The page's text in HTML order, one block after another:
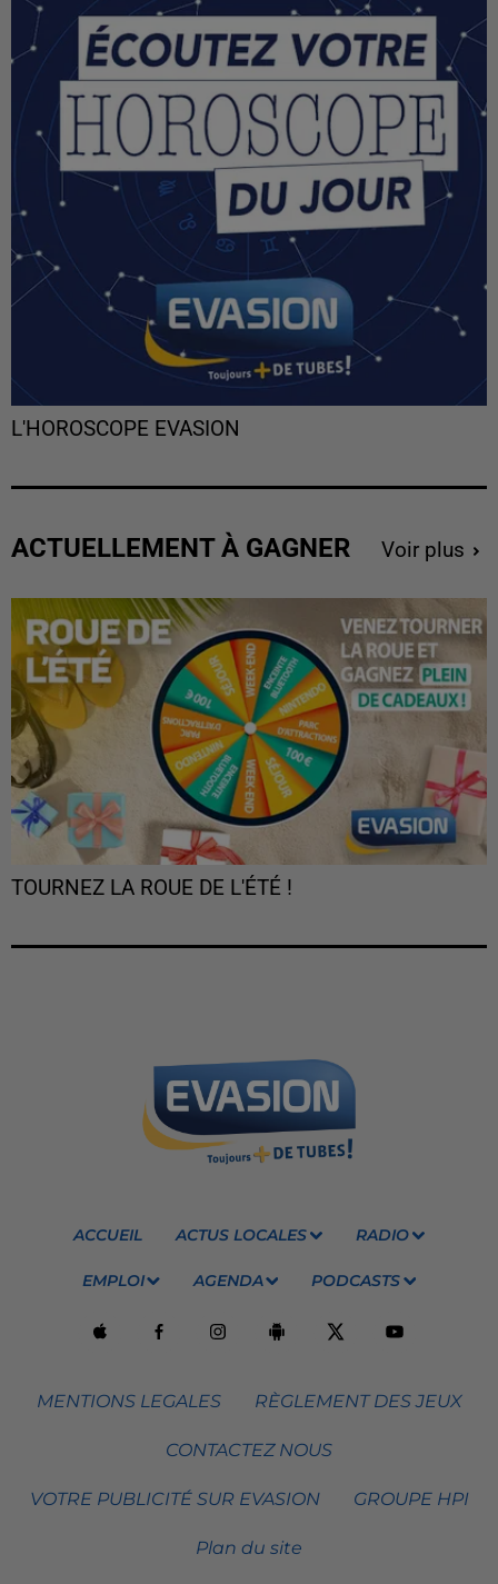
L'HOROSCOPE EVASION
ACTUELLEMENT À GAGNER Voir plus
TOURNEZ LA ROUE DE L'ÉTÉ !
ACCUEIL ACTUS LOCALES RADIO
EMPLOI AGENDA PODCASTS
MENTIONS LEGALES RÈGLEMENT DES JEUX
CONTACTEZ NOUS
VOTRE PUBLICITÉ SUR EVASION GROUPE HPI
Plan du site